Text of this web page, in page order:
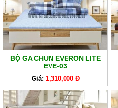
BỘ GA CHUN EVERON LITE
EVE-03
Giá: 1,310,000 Đ